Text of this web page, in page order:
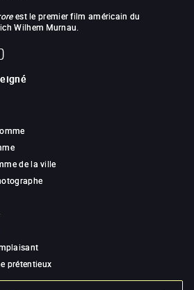
est le premier film américain du
Wilhem Murnau.
de la ville
prétentieux